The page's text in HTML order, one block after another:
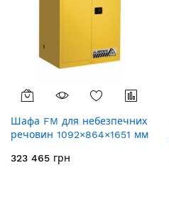
Шафа FM для небезпечних
речовин 1092×864×1651 мм
323 465 грн